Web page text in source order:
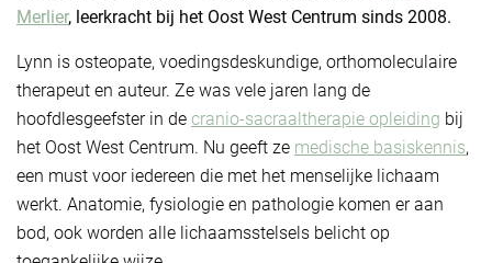
Merlier, leerkracht bij het Oost West Centrum sinds 2008.
Lynn is osteopate, voedingsdeskundige, orthomoleculaire
therapeut en auteur. Ze was vele jaren lang de
hoofdlesgeefster in de cranio-sacraaltherapie opleiding bij
het Oost West Centrum. Nu geeft ze medische basiskennis,
een must voor iedereen die met het menselijke lichaam
werkt. Anatomie, fysiologie en pathologie komen er aan
bod, ook worden alle lichaamsstelsels belicht op